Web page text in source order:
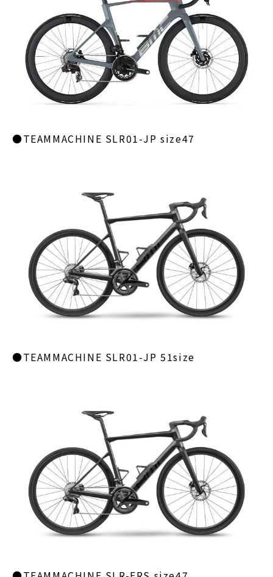
●TEAMMACHINE SLR01-JP size47
●TEAMMACHINE SLR01-JP 51size